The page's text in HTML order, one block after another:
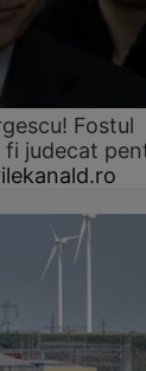
Fostul
fi judecat